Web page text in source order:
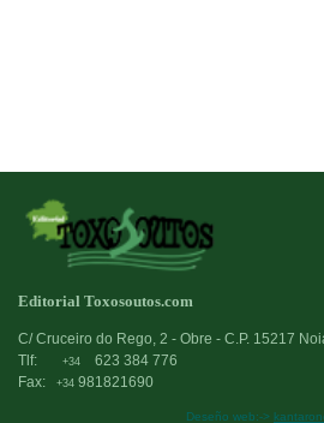
Editorial Toxosoutos.com
C/ Cruceiro do Rego, 2 - Obre - C.P. 15217
Tlf:
+34
623 384 776
Fax:
+34 981821690
Deseño web:->